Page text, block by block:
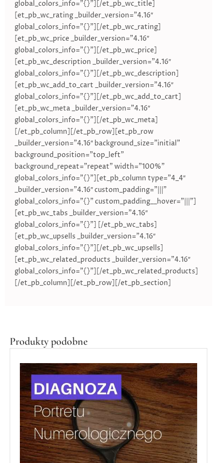
global_colors_info=”{}”][/et_pb_wc_title]
[et_pb_wc_rating _builder_version=”4.16″
global_colors_info=”{}”][/et_pb_wc_rating]
[et_pb_wc_price _builder_version=”4.16″
global_colors_info=”{}”][/et_pb_wc_price]
[et_pb_wc_description _builder_version=”4.16″
global_colors_info=”{}”][/et_pb_wc_description]
[et_pb_wc_add_to_cart _builder_version=”4.16″
global_colors_info=”{}”][/et_pb_wc_add_to_cart]
[et_pb_wc_meta _builder_version=”4.16″
global_colors_info=”{}”][/et_pb_wc_meta]
[/et_pb_column][/et_pb_row][et_pb_row
_builder_version=”4.16″ background_size=”initial”
background_position=”top_left”
background_repeat=”repeat” width=”100%”
global_colors_info=”{}”][et_pb_column type=”4_4″
_builder_version=”4.16″ custom_padding=”|||”
global_colors_info=”{}” custom_padding__hover=”|||”]
[et_pb_wc_tabs _builder_version=”4.16″
global_colors_info=”{}”] [/et_pb_wc_tabs]
[et_pb_wc_upsells _builder_version=”4.16″
global_colors_info=”{}”][/et_pb_wc_upsells]
[et_pb_wc_related_products _builder_version=”4.16″
global_colors_info=”{}”][/et_pb_wc_related_products]
[/et_pb_column][/et_pb_row][/et_pb_section]
Produkty podobne